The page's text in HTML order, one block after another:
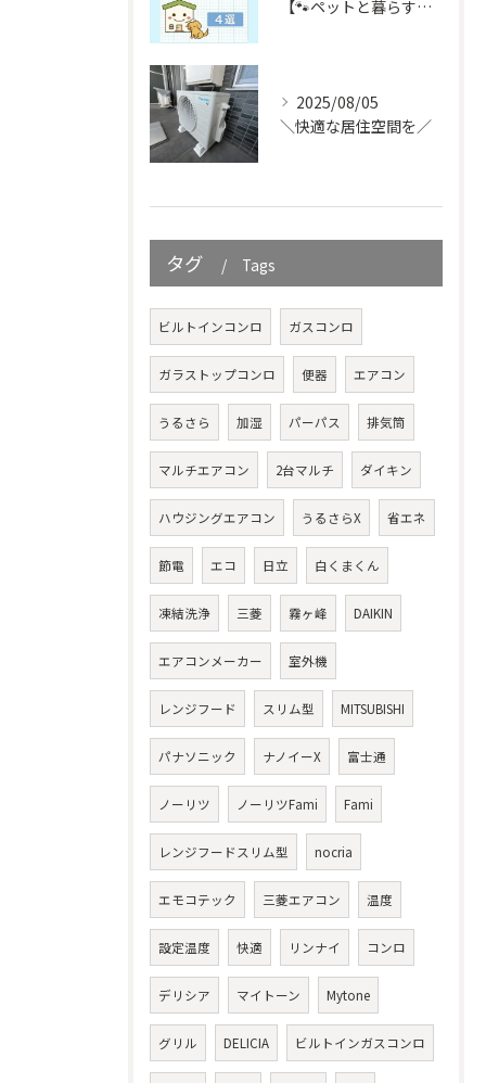
【🐾ペットと暮らす皆さん必見🐾】
2025/08/05
＼快適な居住空間を／
タグ Tags
ビルトインコンロ ガスコンロ
ガラストップコンロ 便器 エアコン
うるさら 加湿 パーパス 排気筒
マルチエアコン 2台マルチ ダイキン
ハウジングエアコン うるさらX 省エネ
節電 エコ 日立 白くまくん
凍結洗浄 三菱 霧ヶ峰 DAIKIN
エアコンメーカー 室外機
レンジフード スリム型 MITSUBISHI
パナソニック ナノイーX 富士通
ノーリツ ノーリツFami Fami
レンジフードスリム型 nocria
エモコテック 三菱エアコン 温度
設定温度 快適 リンナイ コンロ
デリシア マイトーン Mytone
グリル DELICIA ビルトインガスコンロ